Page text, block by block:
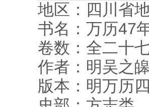
地区：四川省
书名：万历47
卷数：全二十
作者：明吴之
版本：明万历